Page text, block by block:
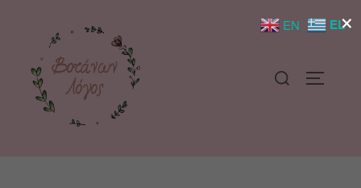
×
EN EL